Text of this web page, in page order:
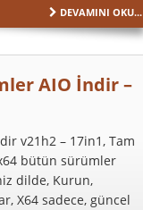
DEVAMINI OKU...
AIO İndir –
v21h2 – 17in1, Tam
bütün sürümler
dilde, Kurun,
X64 sadece, güncel